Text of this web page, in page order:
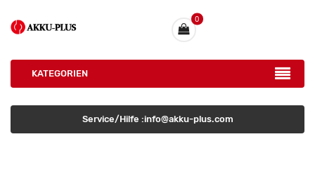
0
KATEGORIEN
Service/Hilfe :info@akku-plus.com